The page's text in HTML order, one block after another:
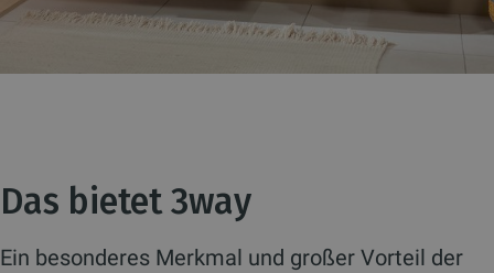
Das bietet 3way
Ein besonderes Merkmal und großer Vorteil der